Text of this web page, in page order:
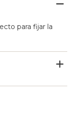
para fijar la